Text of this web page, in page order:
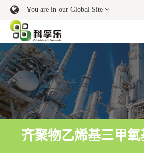
You are in our Global Site
齐聚物乙烯基三甲